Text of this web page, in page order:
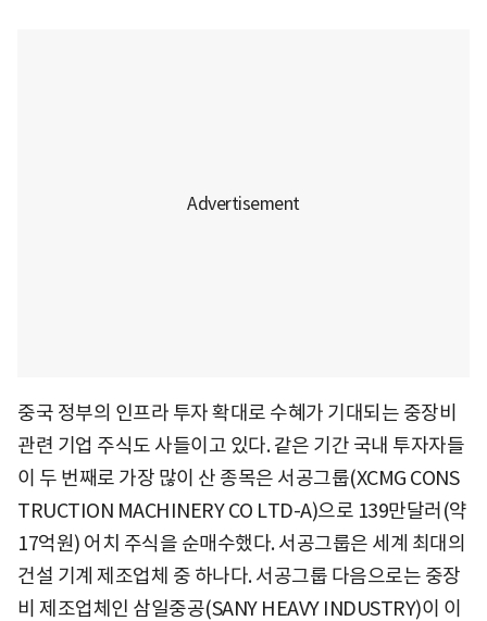
중국 정부의 인프라 투자 확대로 수혜가 기대되는 중장비
관련 기업 주식도 사들이고 있다. 같은 기간 국내 투자자들
이 두 번째로 가장 많이 산 종목은 서공그룹(XCMG CONS
TRUCTION MACHINERY CO LTD-A)으로 139만달러(약
17억원) 어치 주식을 순매수했다. 서공그룹은 세계 최대의
건설 기계 제조업체 중 하나다. 서공그룹 다음으로는 중장
비 제조업체인 삼일중공(SANY HEAVY INDUSTRY)이 이